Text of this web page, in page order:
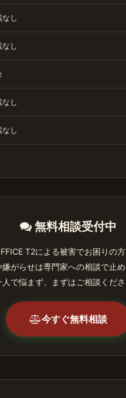
なし
なし
なし
なし
無料相談受付中
T2による被害でお困りの方
がらせは専門家への相談で止め
人で悩まず、まずはご相談くださ
今すぐ無料相談